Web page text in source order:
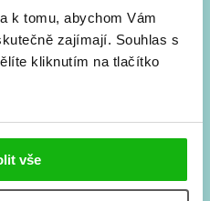
k tomu, abychom Vám
zajímají. Souhlas s
kliknutím na tlačítko
vše
zpracování osobních údajů